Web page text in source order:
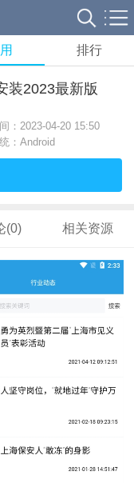
排行
装2023最新版
：2023-04-20 15:50
：Android
(0) 相关资源